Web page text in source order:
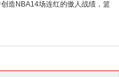
造NBA14场连红的傲人战绩，篮